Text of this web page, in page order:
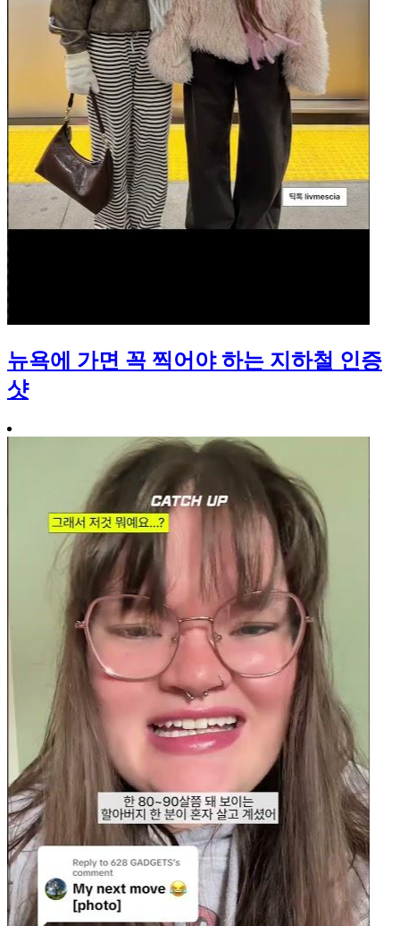
뉴욕에 가면 꼭 찍어야 하는 지하철 인증
샷